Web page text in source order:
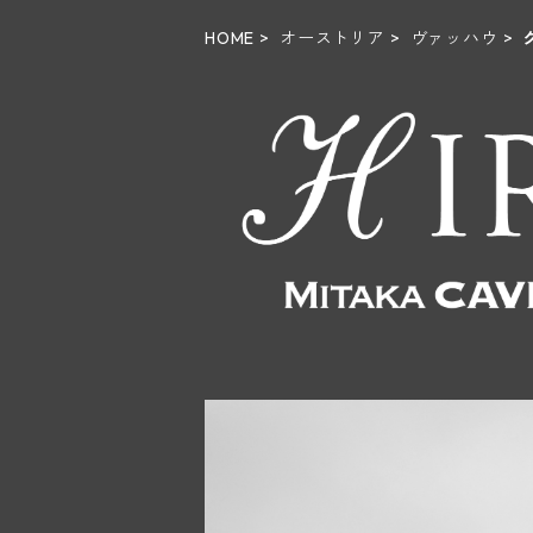
HOME オーストリア ヴァッハウ